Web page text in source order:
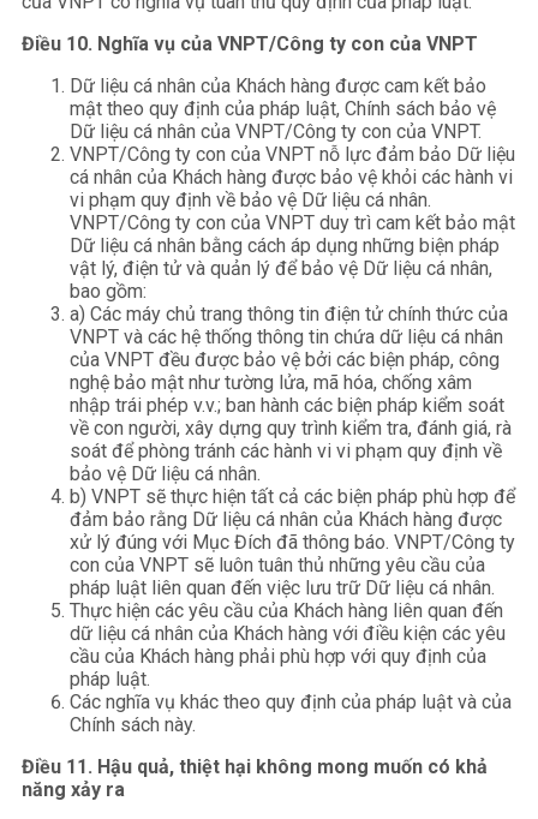
Điều 10. Nghĩa vụ của VNPT/Công ty con của VNPT
Dữ liệu cá nhân của Khách hàng được cam kết bảo
mật theo quy định của pháp luật, Chính sách bảo vệ
Dữ liệu cá nhân của VNPT/Công ty con của VNPT.
VNPT/Công ty con của VNPT nỗ lực đảm bảo Dữ liệu
cá nhân của Khách hàng được bảo vệ khỏi các hành vi
vi phạm quy định về bảo vệ Dữ liệu cá nhân.
VNPT/Công ty con của VNPT duy trì cam kết bảo mật
Dữ liệu cá nhân bằng cách áp dụng những biện pháp
vật lý, điện tử và quản lý để bảo vệ Dữ liệu cá nhân,
bao gồm:
a) Các máy chủ trang thông tin điện tử chính thức của
VNPT và các hệ thống thông tin chứa dữ liệu cá nhân
của VNPT đều được bảo vệ bởi các biện pháp, công
nghệ bảo mật như tường lửa, mã hóa, chống xâm
nhập trái phép v.v.; ban hành các biện pháp kiểm soát
về con người, xây dựng quy trình kiểm tra, đánh giá, rà
soát để phòng tránh các hành vi vi phạm quy định về
bảo vệ Dữ liệu cá nhân.
b) VNPT sẽ thực hiện tất cả các biện pháp phù hợp để
đảm bảo rằng Dữ liệu cá nhân của Khách hàng được
xử lý đúng với Mục Đích đã thông báo. VNPT/Công ty
con của VNPT sẽ luôn tuân thủ những yêu cầu của
pháp luật liên quan đến việc lưu trữ Dữ liệu cá nhân.
Thực hiện các yêu cầu của Khách hàng liên quan đến
dữ liệu cá nhân của Khách hàng với điều kiện các yêu
cầu của Khách hàng phải phù hợp với quy định của
pháp luật.
Các nghĩa vụ khác theo quy định của pháp luật và của
Chính sách này.
Điều 11. Hậu quả, thiệt hại không mong muốn có khả
năng xảy ra